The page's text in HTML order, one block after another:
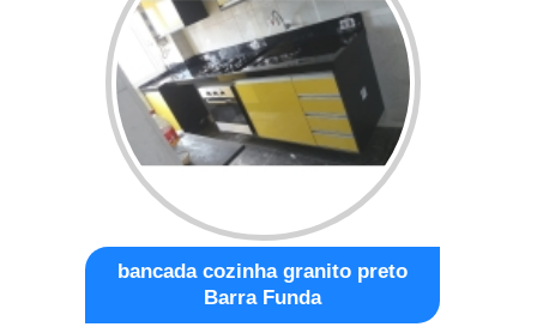
bancada cozinha granito preto
Barra Funda